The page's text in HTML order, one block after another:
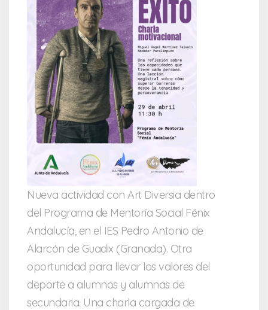
Nueva actividad con Art Diversia dentro
del Programa de Mentoría Social Fénix
Andalucía, en el IES Pedro Antonio de
Alarcón de Guadix (Granada). Otra
oportunidad para llevar los valores del
deporte a alumnos y alumnas de
secundaria. Una charla cargada de